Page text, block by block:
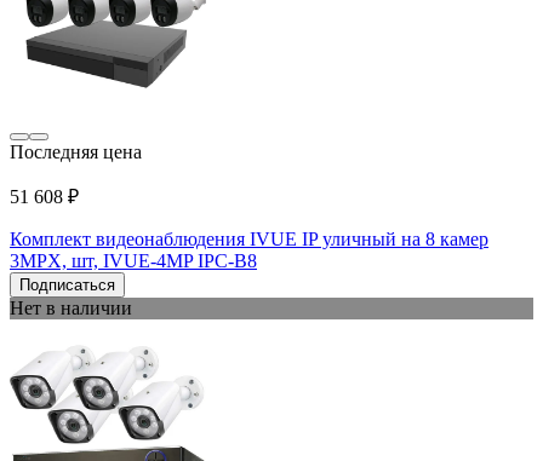
Последняя цена
51 608 ₽
Комплект видеонаблюдения IVUE IP уличный на 8 камер
3MPX, шт, IVUE-4MP IPC-B8
Подписаться
Нет в наличии